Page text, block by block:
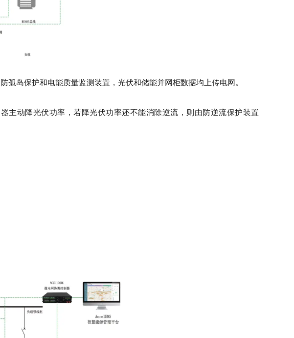
岛保护和电能质量监测装置，光伏和储能并网柜数据均上传电网。
主动降光伏功率，若降光伏功率还不能消除逆流，则由防逆流保护装置